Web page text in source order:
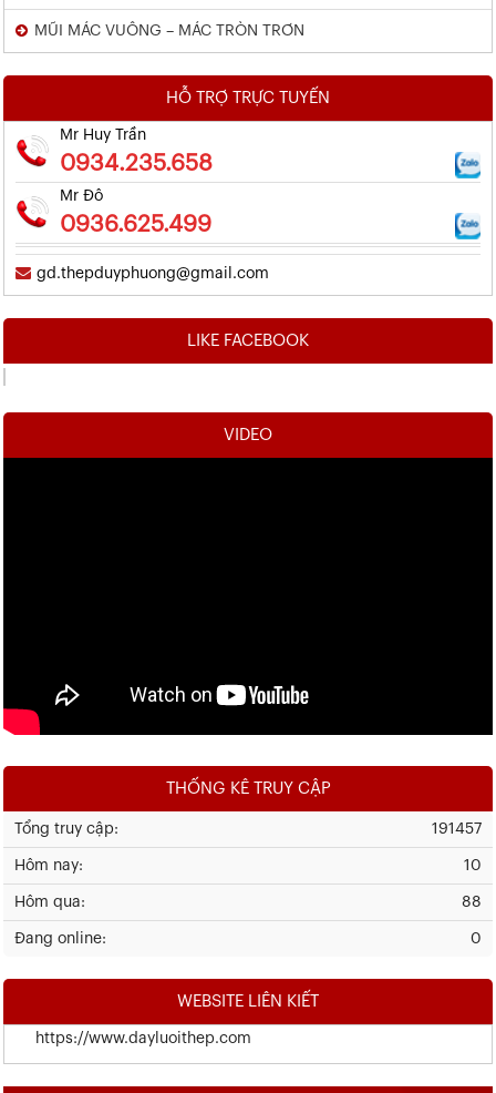
MŨI MÁC VUÔNG – MÁC TRÒN TRƠN
HỖ TRỢ TRỰC TUYẾN
Mr Huy Trần
0934.235.658
Mr Đô
0936.625.499
gd.thepduyphuong@gmail.com
LIKE FACEBOOK
VIDEO
THỐNG KÊ TRUY CẬP
191457
Tổng truy cập:
10
Hôm nay:
88
Hôm qua:
0
Đang online:
WEBSITE LIÊN KIẾT
https://www.dayluoithep.com